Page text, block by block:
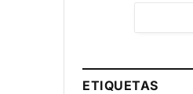
ETIQUETAS